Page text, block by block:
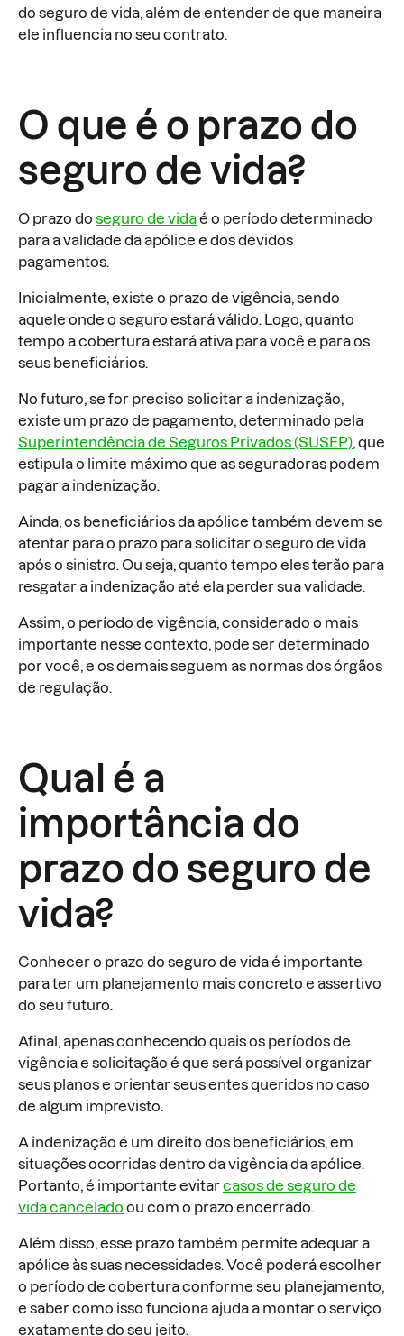
do seguro de vida, além de entender de que maneira
ele influencia no seu contrato.
O que é o prazo do
seguro de vida?
O prazo do seguro de vidaé o período determinado
para a validade da apólice e dos devidos
pagamentos.
Inicialmente, existe o prazo de vigência, sendo
aquele onde o seguro estará válido. Logo, quanto
tempo a cobertura estará ativa para você e para os
seus beneficiários.
No futuro, se for preciso solicitar a indenização,
existe um prazo de pagamento, determinado pela
Superintendência de Seguros Privados (SUSEP), que
estipula o limite máximo que as seguradoras podem
pagar a indenização.
Ainda, os beneficiários da apólice também devem se
atentar para o prazo para solicitar o seguro de vida
após o sinistro. Ou seja, quanto tempo eles terão para
resgatar a indenização até ela perder sua validade.
Assim, o período de vigência, considerado o mais
importante nesse contexto, pode ser determinado
por você, e os demais seguem as normas dos órgãos
de regulação.
Qual é a
importância do
prazo do seguro de
vida?
Conhecer o prazo do seguro de vida é importante
para ter um planejamento mais concreto e assertivo
do seu futuro.
Afinal, apenas conhecendo quais os períodos de
vigência e solicitação é que será possível organizar
seus planos e orientar seus entes queridos no caso
de algum imprevisto.
A indenização é um direito dos beneficiários, em
situações ocorridas dentro da vigência da apólice.
Portanto, é importante evitarcasos de seguro de
vida cancelado ou com o prazo encerrado.
Além disso, esse prazo também permite adequar a
apólice às suas necessidades. Você poderá escolher
o período de cobertura conforme seu planejamento,
e saber como isso funciona ajuda a montar o serviço
exatamente do seu jeito.